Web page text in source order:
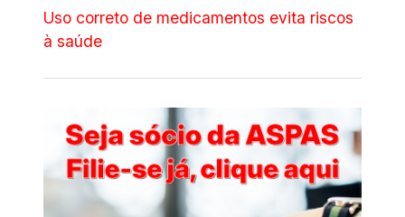
Uso correto de medicamentos evita riscos
à saúde